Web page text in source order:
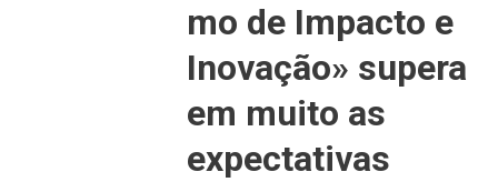
mo de Impacto e
Inovação» supera
em muito as
expectativas